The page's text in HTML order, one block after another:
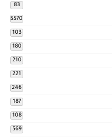
83
5570
103
180
210
221
246
187
108
569